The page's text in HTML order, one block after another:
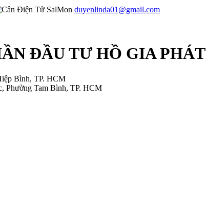
duyenlinda01@gmail.com
ĐẦU TƯ HỒ GIA PHÁT
Bình, TP. HCM
Phường Tam Bình, TP. HCM